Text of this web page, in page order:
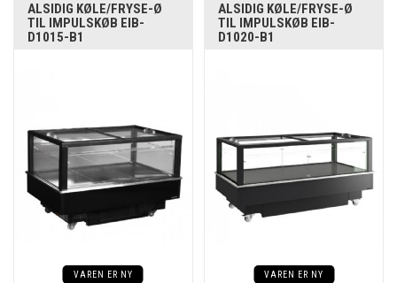
ALSIDIG KØLE/FRYSE-Ø
TIL IMPULSKØB EIB-
D1015-B1
VAREN ER NY
ALSIDIG KØLE/FRYSE-Ø
TIL IMPULSKØB EIB-
D1020-B1
VAREN ER NY